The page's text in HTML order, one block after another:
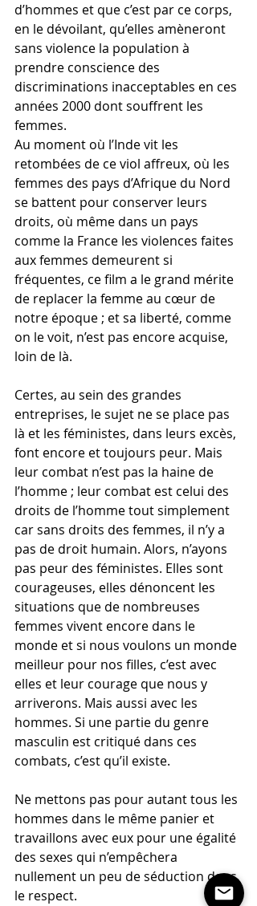
d’hommes et que c’est par ce corps,
en le dévoilant, qu’elles amèneront
sans violence la population à
prendre conscience des
discriminations inacceptables en ces
années 2000 dont souffrent les
femmes.
Au moment où l’Inde vit les
retombées de ce viol affreux, où les
femmes des pays d’Afrique du Nord
se battent pour conserver leurs
droits, où même dans un pays
comme la France les violences faites
aux femmes demeurent si
fréquentes, ce film a le grand mérite
de replacer la femme au cœur de
notre époque ; et sa liberté, comme
on le voit, n’est pas encore acquise,
loin de là.
Certes, au sein des grandes
entreprises, le sujet ne se place pas
là et les féministes, dans leurs excès,
font encore et toujours peur. Mais
leur combat n’est pas la haine de
l’homme ; leur combat est celui des
droits de l’homme tout simplement
car sans droits des femmes, il n’y a
pas de droit humain. Alors, n’ayons
pas peur des féministes. Elles sont
courageuses, elles dénoncent les
situations que de nombreuses
femmes vivent encore dans le
monde et si nous voulons un monde
meilleur pour nos filles, c’est avec
elles et leur courage que nous y
arriverons. Mais aussi avec les
hommes. Si une partie du genre
masculin est critiqué dans ces
combats, c’est qu’il existe.
Ne mettons pas pour autant tous les
hommes dans le même panier et
travaillons avec eux pour une égalité
des sexes qui n’empêchera
nullement un peu de séduction dans
le respect.